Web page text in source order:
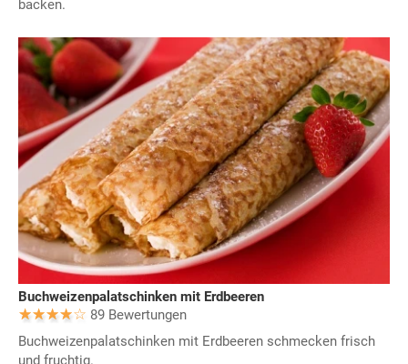
backen.
Buchweizenpalatschinken mit Erdbeeren
89 Bewertungen
Buchweizenpalatschinken mit Erdbeeren schmecken frisch
und fruchtig.